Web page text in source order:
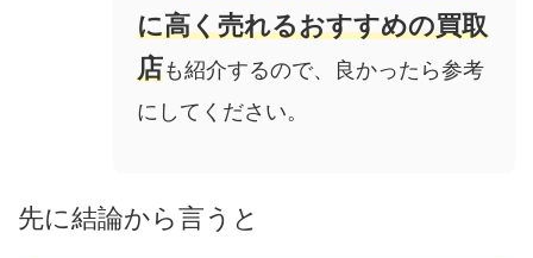
に高く売れるおすすめの買取
店も紹介するので、良かったら参考
にしてください。
先に結論から言うと